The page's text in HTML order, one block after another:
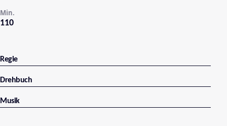
110
Min.
Regie
Drehbuch
Musik